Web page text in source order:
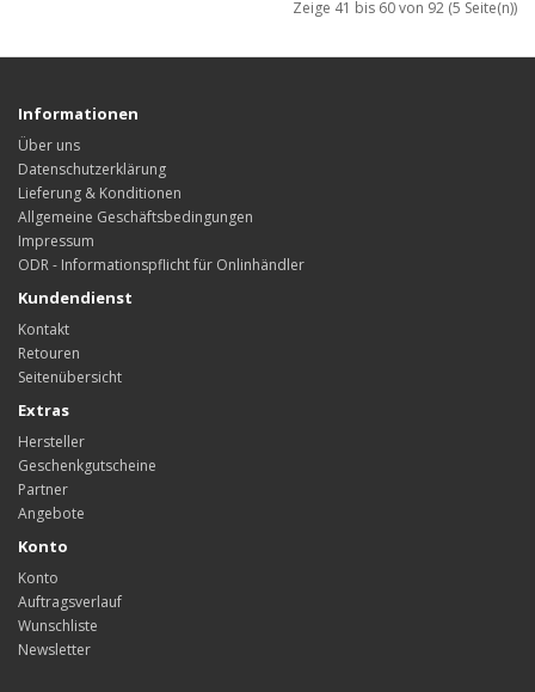
Zeige 41 bis 60 von 92 (5 Seite(n))
Informationen
Über uns
Datenschutzerklärung
Lieferung & Konditionen
Allgemeine Geschäftsbedingungen
Impressum
ODR - Informationspflicht für Onlinhändler
Kundendienst
Kontakt
Retouren
Seitenübersicht
Extras
Hersteller
Geschenkgutscheine
Partner
Angebote
Konto
Konto
Auftragsverlauf
Wunschliste
Newsletter